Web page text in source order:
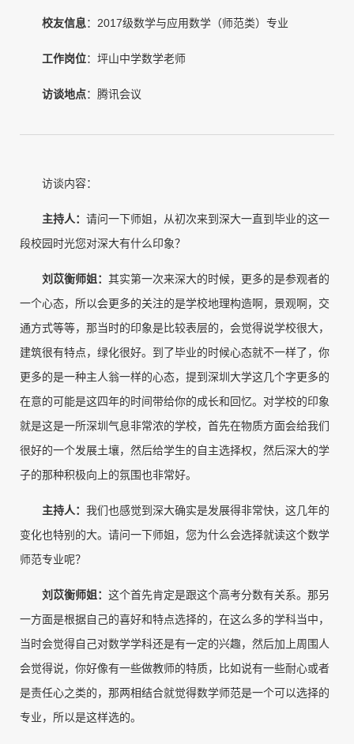
校友信息：2017级数学与应用数学（师范类）专业
工作岗位：坪山中学数学老师
访谈地点：腾讯会议
访谈内容：
主持人： 请问一下师姐，从初次来到深大一直到毕业的这一
段校园时光您对深大有什么印象？
刘苡衡师姐 ： 其实第一次来深大的时候，更多的是参观者的
一个心态，所以会更多的关注的是学校地理构造啊，景观啊，交
通方式等等，那当时的印象是比较表层的，会觉得说学校很大，
建筑很有特点，绿化很好。到了毕业的时候心态就不一样了，你
更多的是一种主人翁一样的心态，提到深圳大学这几个字更多的
在意的可能是这四年的时间带给你的成长和回忆。对学校的印象
就是这是一所深圳气息非常浓的学校，首先在物质方面会给我们
很好的一个发展土壤，然后给学生的自主选择权，然后深大的学
子的那种积极向上的氛围也非常好。
主持人： 我们也感觉到深大确实是发展得非常快，这几年的
变化也特别的大。请问一下师姐，您为什么会选择就读这个数学
师范专业呢？
刘苡衡师姐 ： 这个首先肯定是跟这个高考分数有关系。那另
一方面是根据自己的喜好和特点选择的，在这么多的学科当中，
当时会觉得自己对数学学科还是有一定的兴趣，然后加上周围人
会觉得说，你好像有一些做教师的特质，比如说有一些耐心或者
是责任心之类的，那两相结合就觉得数学师范是一个可以选择的
专业，所以是这样选的。